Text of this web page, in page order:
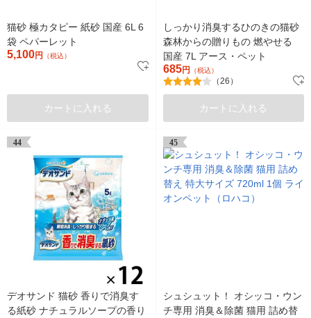
猫砂 極カタピー 紙砂 国産 6L 6
袋 ペパーレット
5,100円 （税込）
カートに入れる
しっかり消臭するひのきの猫砂
森林からの贈りもの 燃やせる
国産 7L アース・ペット
685円 （税込）
（26）
カートに入れる
44
デオサンド 猫砂 香りで消臭す
る紙砂 ナチュラルソープの香り
45
シュシュット！ オシッコ・ウン
チ専用 消臭＆除菌 猫用 詰め替